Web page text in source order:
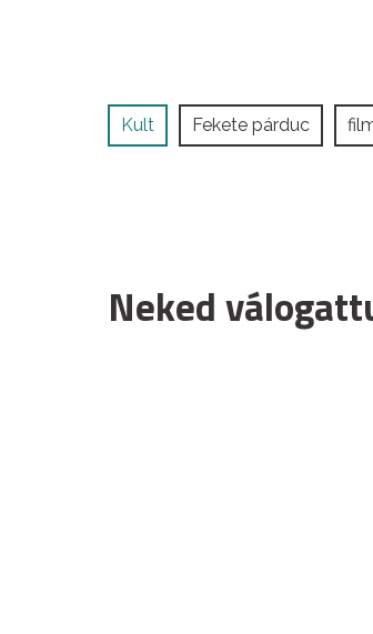
Kult Fekete párduc
Neked